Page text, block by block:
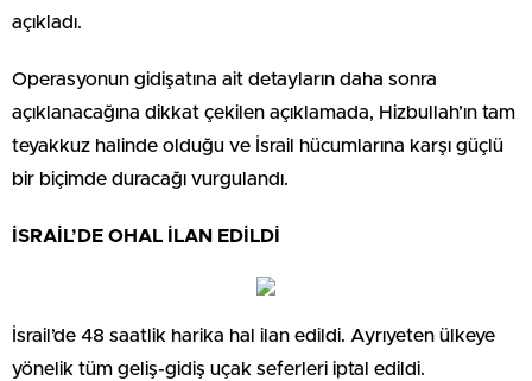
açıkladı.
Operasyonun gidişatına ait detayların daha sonra
açıklanacağına dikkat çekilen açıklamada, Hizbullah’ın tam
teyakkuz halinde olduğu ve İsrail hücumlarına karşı güçlü
bir biçimde duracağı vurgulandı.
İSRAİL’DE OHAL İLAN EDİLDİ
İsrail’de 48 saatlik harika hal ilan edildi. Ayrıyeten ülkeye
yönelik tüm geliş-gidiş uçak seferleri iptal edildi.